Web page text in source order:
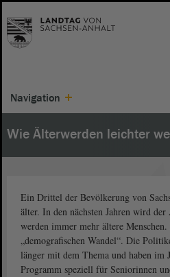
Navigation
Wie Älterwerden leichter
Ein Drittel der Bevölkerung von
älter. In den nächsten Jahren wird
werden immer mehr ältere Menschen.
„demografischen Wandel“. Die
länger mit dem Thema und haben im
Programm speziell für Seniorinnen